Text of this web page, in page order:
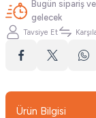
Bugün sipariş
gelecek
Tavsiye Et
Ürün Bilgisi